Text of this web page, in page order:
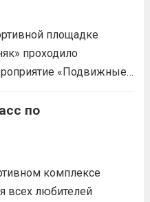
Щербунова Милана,
— Табакова
площадке
проходило
«Подвижные
дальше
по
комплексе
всех любителей